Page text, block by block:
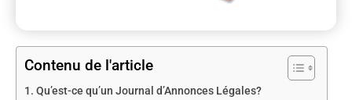
Contenu de l'article
Qu’est-ce qu’un Journal d’Annonces Légales?